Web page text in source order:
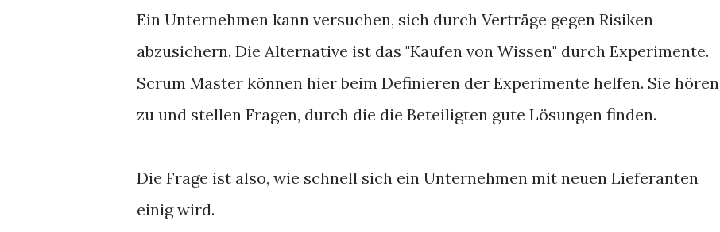
Ein Unternehmen kann versuchen, sich durch Verträge gegen Risiken
abzusichern. Die Alternative ist das "Kaufen von Wissen" durch Experimente.
Scrum Master können hier beim Definieren der Experimente helfen. Sie hören
zu und stellen Fragen, durch die die Beteiligten gute Lösungen finden.
Die Frage ist also, wie schnell sich ein Unternehmen mit neuen Lieferanten
einig wird.